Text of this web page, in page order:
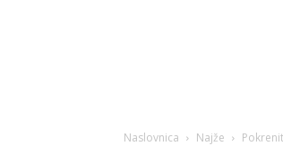
Naslovnica Najže